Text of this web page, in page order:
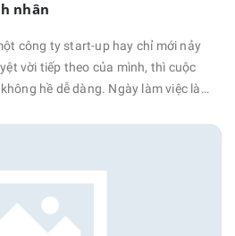
nhân
công ty start-up hay chỉ mới nảy
tiếp theo của mình, thì cuộc
hề dễ dàng. Ngày làm việc là
các buổi thuyết trình của khách